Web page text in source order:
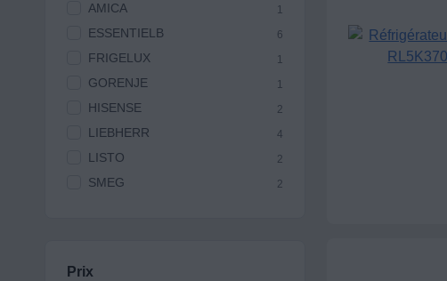
AMICA 1
ESSENTIELB 6
FRIGELUX 1
GORENJE 1
HISENSE 2
LIEBHERR 4
LISTO 2
SMEG 2
Prix